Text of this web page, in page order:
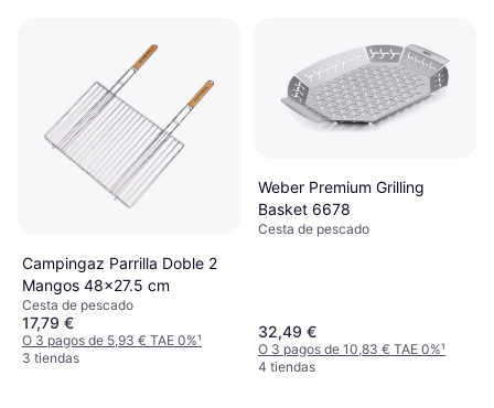
Campingaz Parrilla Doble 2
Mangos 48x27.5 cm
Cesta de pescado
17,79 €
O 3 pagos de 5,93 € TAE 0%¹
3 tiendas
Weber Premium Grilling
Basket 6678
Cesta de pescado
32,49 €
O 3 pagos de 10,83 € TAE 0%¹
4 tiendas